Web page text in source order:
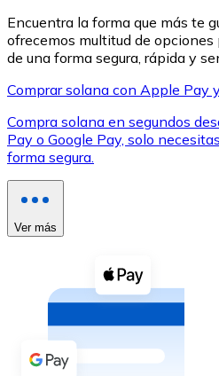
XRP
XRP
Efectivo
Comprar con efectivo
Transferencia SEPA
Añade fondos a tu cuenta
Encuentra la forma que más te
ofrecemos multitud de opciones
de una forma segura, rápida y
Comprar solana con Apple Pay
Compra solana en segundos
Pay o Google Pay, solo
forma segura.
Ver más